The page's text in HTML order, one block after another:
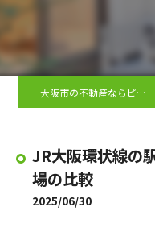
大阪市の不動産ならピタットハウス JR野田店
JR大阪環状線の
場の比較
2025/06/30